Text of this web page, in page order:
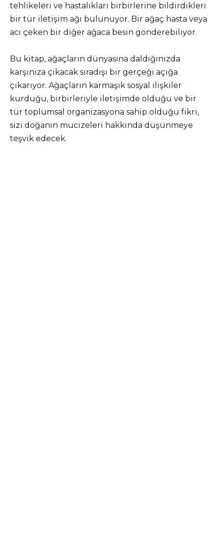
tehlikeleri ve hastalıkları birbirlerine bildirdikleri
bir tür iletişim ağı bulunuyor. Bir ağaç hasta veya
acı çeken bir diğer ağaca besin gönderebiliyor.
Bu kitap, ağaçların dünyasına daldığınızda
karşınıza çıkacak sıradışı bir gerçeği açığa
çıkarıyor. Ağaçların karmaşık sosyal ilişkiler
kurduğu, birbirleriyle iletişimde olduğu ve bir
tür toplumsal organizasyona sahip olduğu fikri,
sizi doğanın mucizeleri hakkında düşünmeye
teşvik edecek.